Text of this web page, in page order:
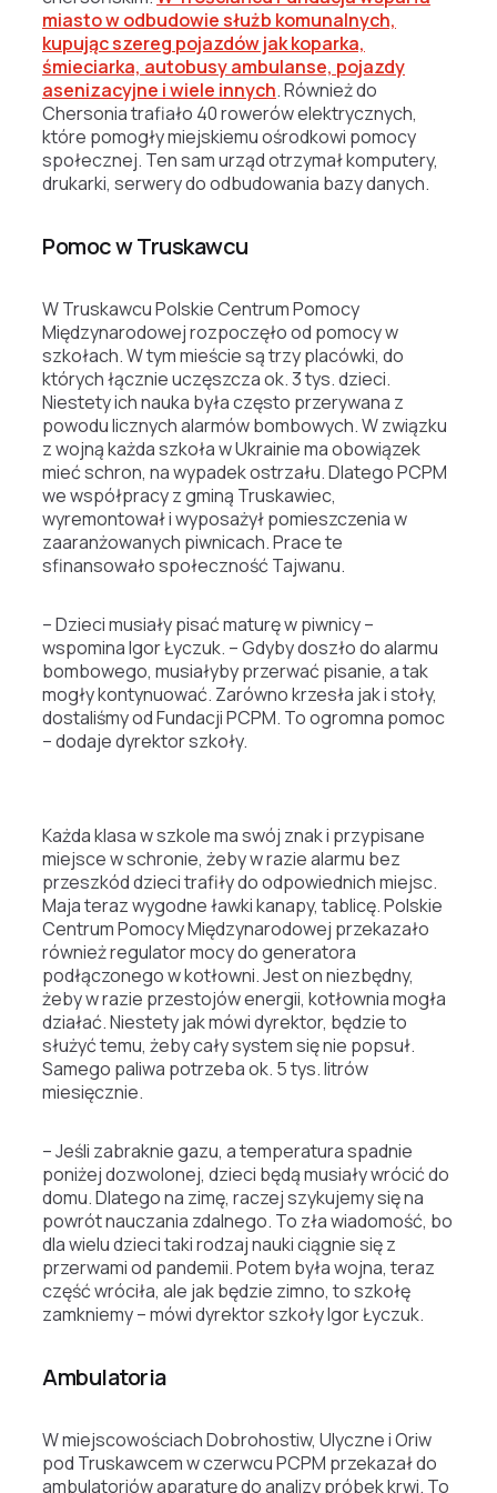
miasto w odbudowie służb komunalnych,
kupując szereg pojazdów jak koparka,
śmieciarka, autobusy ambulanse, pojazdy
asenizacyjne i wiele innych. Również do
Chersonia trafiało 40 rowerów elektrycznych,
które pomogły miejskiemu ośrodkowi pomocy
społecznej. Ten sam urząd otrzymał komputery,
drukarki, serwery do odbudowania bazy danych.
Pomoc w Truskawcu
W Truskawcu Polskie Centrum Pomocy
Międzynarodowej rozpoczęło od pomocy w
szkołach. W tym mieście są trzy placówki, do
których łącznie uczęszcza ok. 3 tys. dzieci.
Niestety ich nauka była często przerywana z
powodu licznych alarmów bombowych. W związku
z wojną każda szkoła w Ukrainie ma obowiązek
mieć schron, na wypadek ostrzału. Dlatego PCPM
we współpracy z gminą Truskawiec,
wyremontował i wyposażył pomieszczenia w
zaaranżowanych piwnicach. Prace te
sfinansowało społeczność Tajwanu.
– Dzieci musiały pisać maturę w piwnicy –
wspomina Igor Łyczuk. – Gdyby doszło do alarmu
bombowego, musiałyby przerwać pisanie, a tak
mogły kontynuować. Zarówno krzesła jak i stoły,
dostaliśmy od Fundacji PCPM. To ogromna pomoc
– dodaje dyrektor szkoły.
Każda klasa w szkole ma swój znak i przypisane
miejsce w schronie, żeby w razie alarmu bez
przeszkód dzieci trafiły do odpowiednich miejsc.
Maja teraz wygodne ławki kanapy, tablicę. Polskie
Centrum Pomocy Międzynarodowej przekazało
również regulator mocy do generatora
podłączonego w kotłowni. Jest on niezbędny,
żeby w razie przestojów energii, kotłownia mogła
działać. Niestety jak mówi dyrektor, będzie to
służyć temu, żeby cały system się nie popsuł.
Samego paliwa potrzeba ok. 5 tys. litrów
miesięcznie.
– Jeśli zabraknie gazu, a temperatura spadnie
poniżej dozwolonej, dzieci będą musiały wrócić do
domu. Dlatego na zimę, raczej szykujemy się na
powrót nauczania zdalnego. To zła wiadomość, bo
dla wielu dzieci taki rodzaj nauki ciągnie się z
przerwami od pandemii. Potem była wojna, teraz
część wróciła, ale jak będzie zimno, to szkołę
zamkniemy – mówi dyrektor szkoły Igor Łyczuk.
Ambulatoria
W miejscowościach Dobrohostiw, Ulyczne i Oriw
pod Truskawcem w czerwcu PCPM przekazał do
ambulatoriów aparaturę do analizy próbek krwi. To